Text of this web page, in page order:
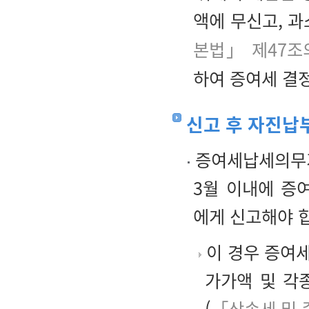
액에 무신고,
본법」 제47조
하여 증여세 결
신고 후 자진납
증여세납세의
3월 이내에 증
에게 신고해야
이 경우 증여
가가액 및 각